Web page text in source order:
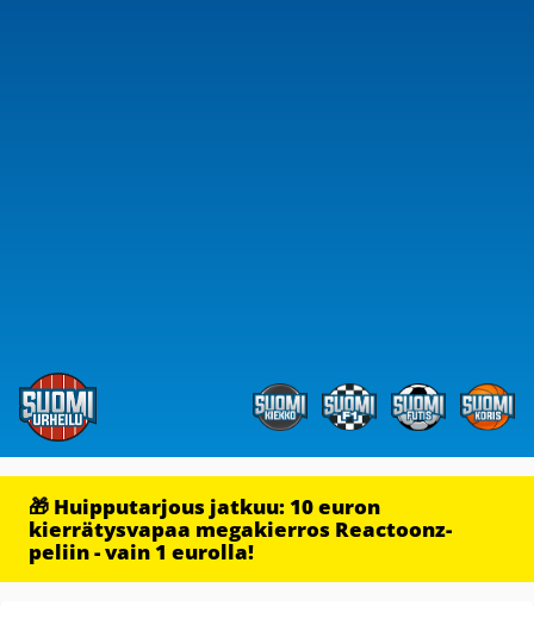
🎁 Huipputarjous jatkuu: 10 euron
kierrätysvapaa megakierros Reactoonz-
peliin - vain 1 eurolla!